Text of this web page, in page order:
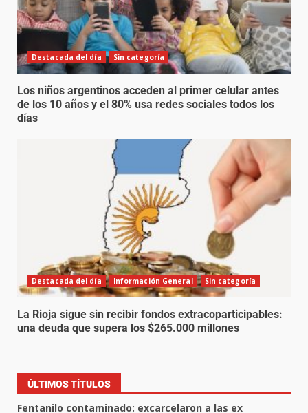
Destacada del día Sin categoría
Los niños argentinos acceden al primer celular antes
de los 10 años y el 80% usa redes sociales todos los
días
Destacada del día Información General Sin categoría
La Rioja sigue sin recibir fondos extracoparticipables:
una deuda que supera los $265.000 millones
ÚLTIMOS TÍTULOS
Fentanilo contaminado: excarcelaron a las ex